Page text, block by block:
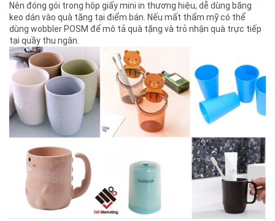
Nên đóng gói trong hộp giấy mini in thương hiệu, dễ dùng băng
keo dán vào quà tặng tại điểm bán. Nếu mất thẩm mỹ có thể
dùng wobbler POSM để mô tả quà tặng và trỏ nhận quà trực tiếp
tại quầy thu ngân.